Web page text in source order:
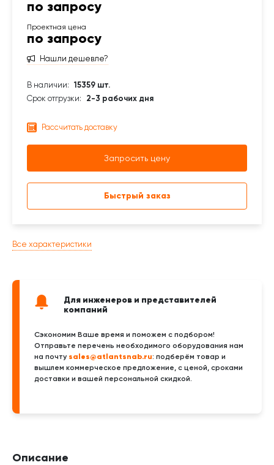
Все характеристики
Для инженеров и представителей
компаний
Сэкономим Ваше время и поможем с подбором!
Отправьте перечень необходимого оборудования нам
на почту sales@atlantsnab.ru: подберём товар и
вышлем коммерческое предложение, с ценой, сроками
доставки и вашей персональной скидкой.
по запросу
по запросу
Нашли дешевле?
В наличии: 15359 шт.
Срок отгрузки:
2-3 рабочих дня
Рассчитать доставку
Запросить цену
Быстрый заказ
Описание